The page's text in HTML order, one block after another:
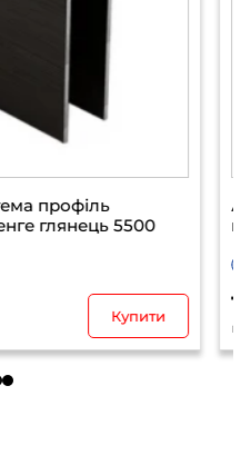
профіль
срібло 5500
Купити